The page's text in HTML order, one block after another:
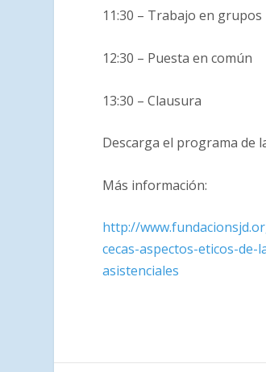
11:30 – Trabajo en grupos
12:30 – Puesta en común
13:30 – Clausura
Descarga el programa de
Más información:
http://
cecas-aspectos-eticos-
asistenciales